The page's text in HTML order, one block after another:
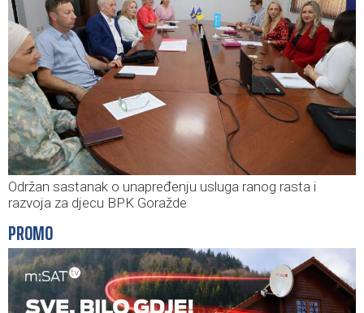
Održan sastanak o unapređenju usluga ranog rasta i
razvoja za djecu BPK Goražde
PROMO